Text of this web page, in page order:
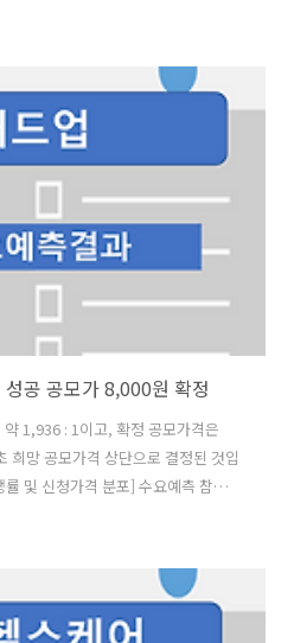
해 알아보겠습니다. [사업현황] HL지
업으로, 다년간 축적된 유기합성 및
술 등 다양한 기반 기술을 활용하여
산하고 있습니다. HL지노믹스는 고
가 지속 확대되고 있는 심혈관계, 호
료 영역에 ..
공 공모가 8,000원 확정
1,936 : 1이고, 확정 공모가격은
희망 공모가격 상단으로 결정된 것입
및 신청가격 분포] 수요예측 참여
확약 비율] 의무 보유 확약 건수는
청 물량 대비 건수로는 28.39%, 수량
중이 제일 높았습니다. [청약 일정] -